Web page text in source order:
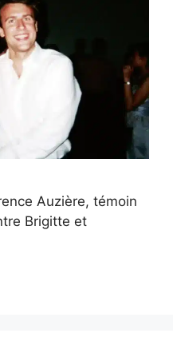
Auzière, témoin
Brigitte et